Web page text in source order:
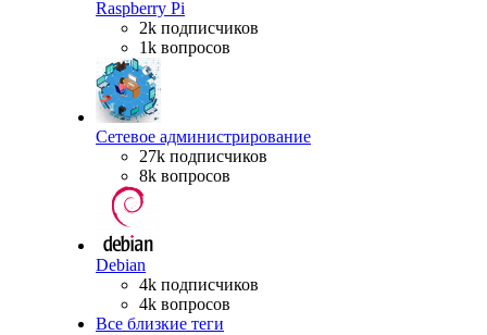
Raspberry Pi
2k подписчиков
1k вопросов
Сетевое администрирование
27k подписчиков
8k вопросов
Debian
4k подписчиков
4k вопросов
Все близкие теги